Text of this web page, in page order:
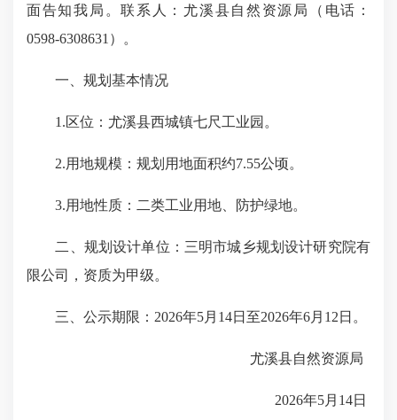
面告知我局。联系人：尤溪县自然资源局（电话：
0598-6308631）。
一、规划基本情况
1.区位：尤溪县西城镇七尺工业园。
2.用地规模：规划用地面积约7.55公顷。
3.用地性质：二类工业用地、防护绿地。
二、规划设计单位：三明市城乡规划设计研究院有
限公司，资质为甲级。
三、公示期限：2026年5月14日至2026年6月12日。
尤溪县自然资源局
2026年5月14日